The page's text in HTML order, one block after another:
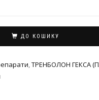
ДО КОШИКУ
,ТРЕНБОЛОН ГЕКСА